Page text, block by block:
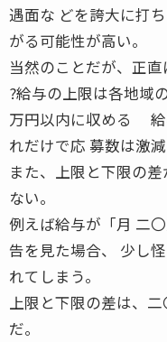
遇面な どを誇大に打
がる可能性が高い。
当然のことだが、正直
?給与の上限は各地域
万円以内に収める 給
れだけで応 募数は激減
また、上限と下限の
ない。
例えば給与が「月 二
告を見た場合、 少し
れてしまう。
上限と下限の差は、
だ。